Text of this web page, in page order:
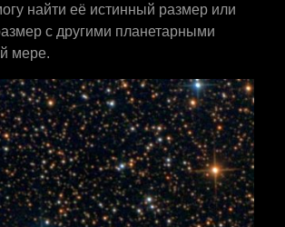
найти её истинный размер или
с другими планетарными
мере.